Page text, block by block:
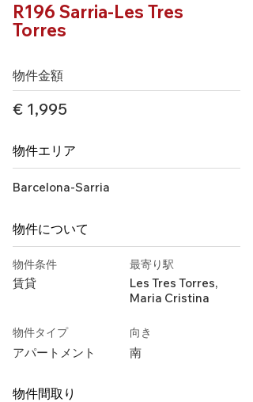
R196 Sarria-Les Tres
Torres
物件金額
€ 1,995
物件エリア
Barcelona-Sarria
物件について
物件条件
賃貸
最寄り駅
Les Tres Torres,
Maria Cristina
物件タイプ
アパートメント
向き
南
物件間取り